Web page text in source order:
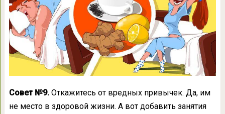
Совет №9. Откажитесь от вредных привычек. Да, им
не место в здоровой жизни. А вот добавить занятия